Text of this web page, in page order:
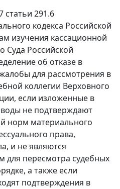
статьи 291.6
кодекса Российской
изучения кассационной
Суда Российской
об отказе в
для рассмотрения в
коллегии Верховного
если изложенные в
не подтверждают
норм материального
права,
и не являются
для пересмотра судебных
а также если
подтверждения в